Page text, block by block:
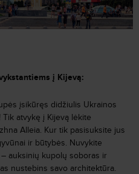
į Kijevą:
įsikūręs didžiulis Ukrainos
atvykę į Kijevą lėkite
Alleia. Kur tik pasisuksite jus
ir būtybės. Nuvykite
– auksinių kupolų soboras ir
nustebins savo architektūra.